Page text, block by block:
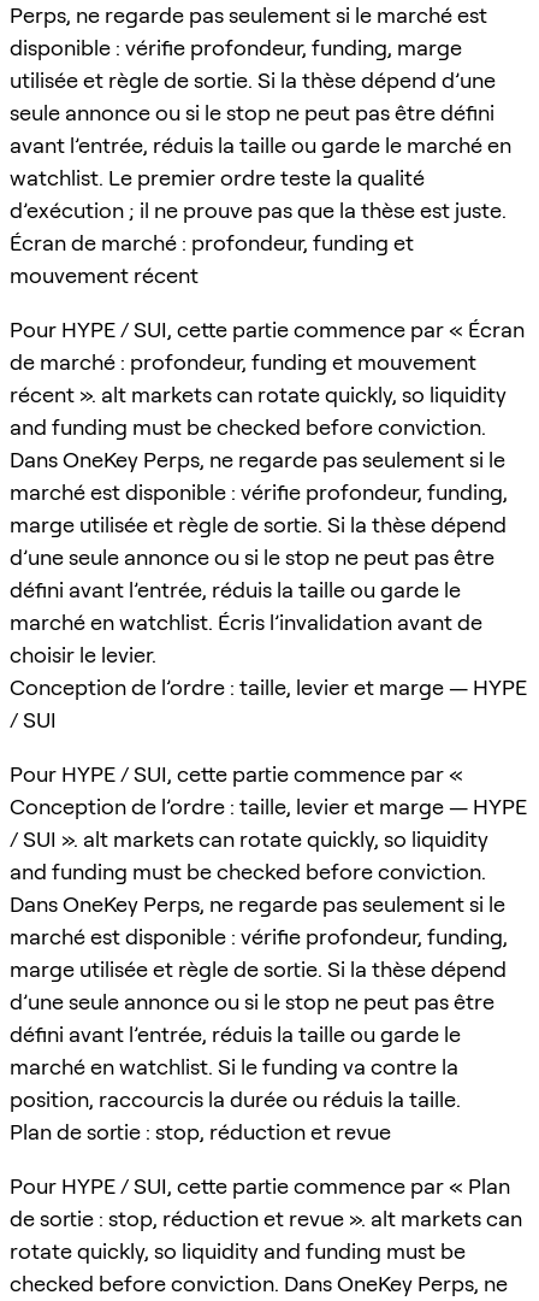
Perps, ne regarde pas seulement si le marché est
disponible : vérifie profondeur, funding, marge
utilisée et règle de sortie. Si la thèse dépend d’une
seule annonce ou si le stop ne peut pas être défini
avant l’entrée, réduis la taille ou garde le marché en
watchlist. Le premier ordre teste la qualité
d’exécution ; il ne prouve pas que la thèse est juste.
Écran de marché : profondeur, funding et
mouvement récent
Pour HYPE / SUI, cette partie commence par « Écran
de marché : profondeur, funding et mouvement
récent ». alt markets can rotate quickly, so liquidity
and funding must be checked before conviction.
Dans OneKey Perps, ne regarde pas seulement si le
marché est disponible : vérifie profondeur, funding,
marge utilisée et règle de sortie. Si la thèse dépend
d’une seule annonce ou si le stop ne peut pas être
défini avant l’entrée, réduis la taille ou garde le
marché en watchlist. Écris l’invalidation avant de
choisir le levier.
Conception de l’ordre : taille, levier et marge — HYPE
/ SUI
Pour HYPE / SUI, cette partie commence par «
Conception de l’ordre : taille, levier et marge — HYPE
/ SUI ». alt markets can rotate quickly, so liquidity
and funding must be checked before conviction.
Dans OneKey Perps, ne regarde pas seulement si le
marché est disponible : vérifie profondeur, funding,
marge utilisée et règle de sortie. Si la thèse dépend
d’une seule annonce ou si le stop ne peut pas être
défini avant l’entrée, réduis la taille ou garde le
marché en watchlist. Si le funding va contre la
position, raccourcis la durée ou réduis la taille.
Plan de sortie : stop, réduction et revue
Pour HYPE / SUI, cette partie commence par « Plan
de sortie : stop, réduction et revue ». alt markets can
rotate quickly, so liquidity and funding must be
checked before conviction. Dans OneKey Perps, ne